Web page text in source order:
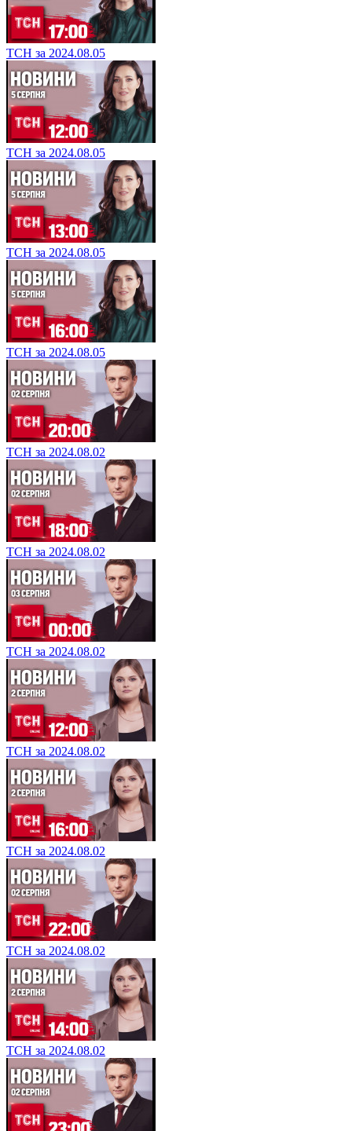
ТСН за 2024.08.05
ТСН за 2024.08.05
ТСН за 2024.08.05
ТСН за 2024.08.05
ТСН за 2024.08.02
ТСН за 2024.08.02
ТСН за 2024.08.02
ТСН за 2024.08.02
ТСН за 2024.08.02
ТСН за 2024.08.02
ТСН за 2024.08.02